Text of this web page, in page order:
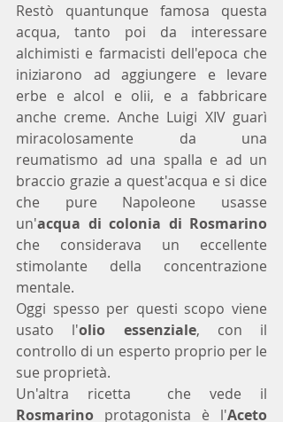
Restò quantunque famosa questa
acqua, tanto poi da interessare
alchimisti e farmacisti dell'epoca che
iniziarono ad aggiungere e levare
erbe e alcol e olii, e a fabbricare
anche creme. Anche Luigi XIV guarì
miracolosamente da una
reumatismo ad una spalla e ad un
braccio grazie a quest'acqua e si dice
che pure Napoleone usasse
un'acqua di colonia di Rosmarino
che considerava un eccellente
stimolante della concentrazione
mentale.
Oggi spesso per questi scopo viene
usato l'olio essenziale, con il
controllo di un esperto proprio per le
sue proprietà.
Rosmarino protagonista è l'Aceto